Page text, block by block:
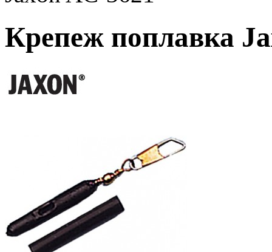
Крепеж поплавка